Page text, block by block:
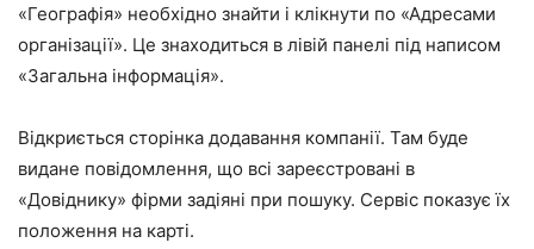
«Географія» необхідно знайти і клікнути по «Адресами
організації». Це знаходиться в лівій панелі під написом
«Загальна інформація».
Відкриється сторінка додавання компанії. Там буде
видане повідомлення, що всі зареєстровані в
«Довіднику» фірми задіяні при пошуку. Сервіс показує їх
положення на карті.